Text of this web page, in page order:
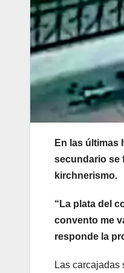
En las últimas
secundario se
kirchnerismo.
“La plata del
convento me
responde la
Las carcajadas